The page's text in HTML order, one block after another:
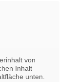
von
Inhalt
unten.